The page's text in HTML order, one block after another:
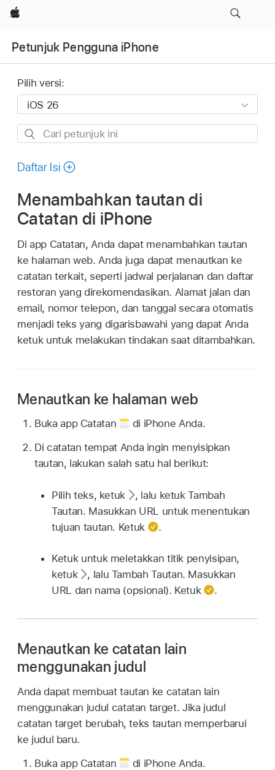
Apple
Petunjuk Pengguna iPhone
Pilih versi:
Cari
ini
Daftar Isi
Menambahkan tautan di
Catatan di iPhone
Di app Catatan, Anda dapat menambahkan tautan
ke halaman web. Anda juga dapat menautkan ke
catatan terkait, seperti jadwal perjalanan dan daftar
restoran yang direkomendasikan. Alamat jalan dan
email, nomor telepon, dan tanggal secara otomatis
menjadi teks yang digarisbawahi yang dapat Anda
ketuk untuk melakukan tindakan saat ditambahkan.
Menautkan ke halaman web
Buka app Catatan
di iPhone Anda.
Di catatan tempat Anda ingin menyisipkan
tautan, lakukan salah satu hal berikut:
Pilih teks, ketuk , lalu ketuk Tambah
Tautan. Masukkan URL untuk menentukan
tujuan tautan. Ketuk
.
Ketuk untuk meletakkan titik penyisipan,
ketuk
, lalu Tambah Tautan. Masukkan
URL dan nama (opsional). Ketuk
.
Menautkan ke catatan lain
menggunakan judul
Anda dapat membuat tautan ke catatan lain
menggunakan judul catatan target. Jika judul
catatan target berubah, teks tautan memperbarui
ke judul baru.
Buka app Catatan
di iPhone Anda.